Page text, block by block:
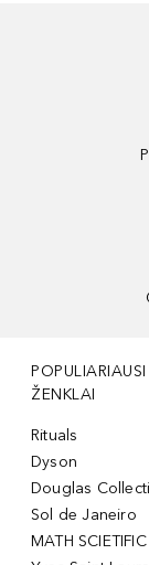
POPULIARIAUSI
ŽENKLAI
Rituals
Dyson
Douglas
Sol de Janeiro
MATH SCIETIFIC